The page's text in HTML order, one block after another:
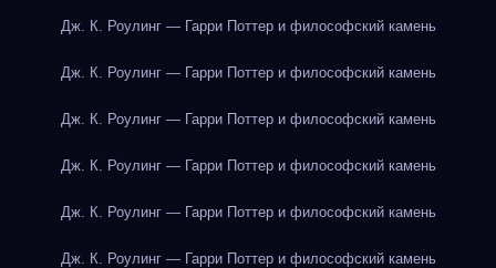
Дж. К. Роулинг — Гарри Поттер и философский камень
Дж. К. Роулинг — Гарри Поттер и философский камень
Дж. К. Роулинг — Гарри Поттер и философский камень
Дж. К. Роулинг — Гарри Поттер и философский камень
Дж. К. Роулинг — Гарри Поттер и философский камень
Дж. К. Роулинг — Гарри Поттер и философский камень